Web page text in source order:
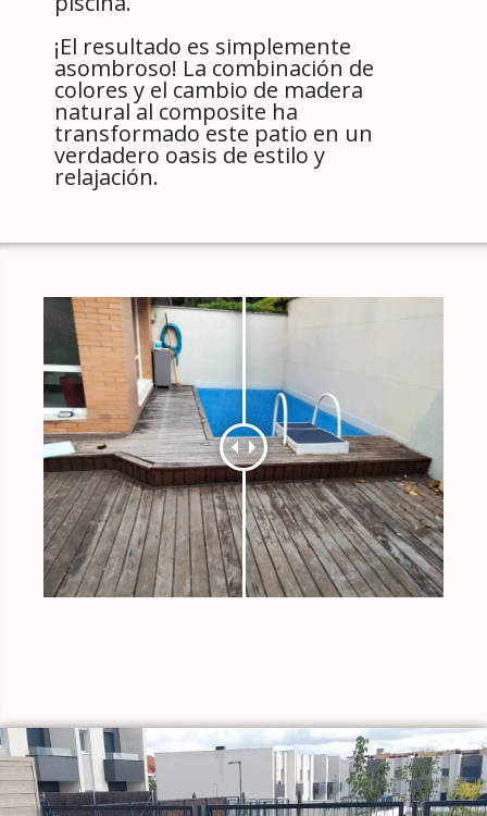
¡El resultado es simplemente
asombroso! La combinación de
colores y el cambio de madera
natural al composite ha
transformado este patio en un
verdadero oasis de estilo y
relajación.